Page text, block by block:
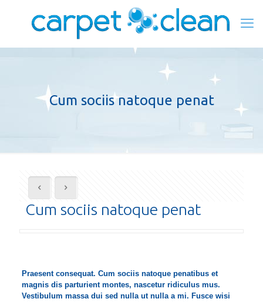
Cum sociis natoque penat
Cum sociis natoque penat
Praesent consequat. Cum sociis natoque penatibus et
magnis dis parturient montes, nascetur ridiculus mus.
Vestibulum massa dui sed nulla ut nulla a mi. Fusce wisi